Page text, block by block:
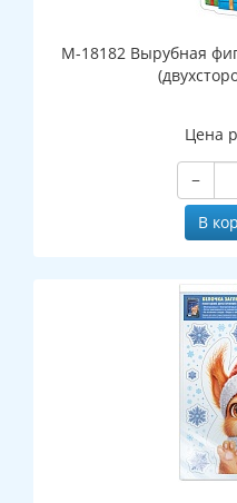
М-18182 Вырубная
Цена
−
В